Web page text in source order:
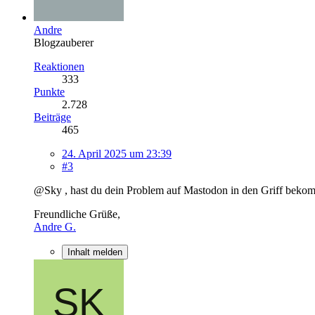
Andre
Blogzauberer
Reaktionen
333
Punkte
2.728
Beiträge
465
24. April 2025 um 23:39
#3
@Sky , hast du dein Problem auf Mastodon in den Griff
Freundliche Grüße,
Andre G.
Inhalt melden